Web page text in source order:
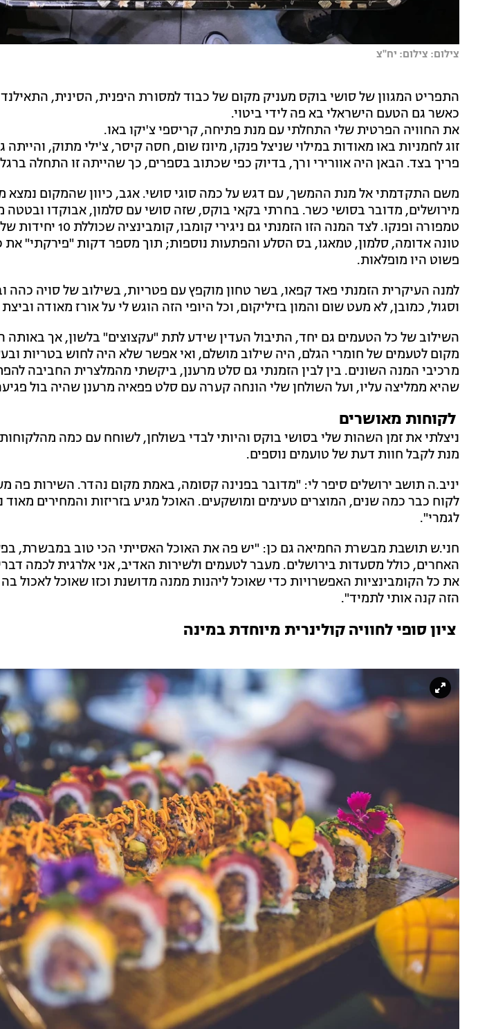
צילום: צילום: יח''צ
התפריט המגוון של סושי בוקס מעניק מקום של כבוד למסורת היפנית, הסינית,
כאשר גם הטעם הישראלי בא פה לידי ביטוי.
את החוויה הפרטית שלי התחלתי עם מנת פתיחה, קריספי צ'יקו באו.
זוג לחמניות באו מאודות במילוי שניצל פנקו, מיונז שום, חסה קיסר, צ'ילי מתוק,
פריך בצד. הבאן היה אוורירי ורך, בדיוק כפי שכתוב בספרים, כך שהייתה זו התחלה
משם התקדמתי אל מנת ההמשך, עם דגש על כמה סוגי סושי. אגב, כיוון שהמקום נמצא
מירושלים, מדובר בסושי כשר. בחרתי בקאי בוקס, שזה סושי עם סלמון, אבוקדו
טמפורה ופנקו. לצד המנה הזו
טונה אדומה, סלמון, טמאגו, בס הסלע והפתעות נוספות; תוך מספר דקות "פירקתי" את
פשוט היו מופלאות.
למנה העיקרית הזמנתי פאד קפאו, בשר טחון מוקפץ עם פטריות, בשילוב של סויה כהה
וסגול, כמובן, לא מעט שום והמון בזיליקום, וכל היופי הזה הוגש לי על אורז מאודה וביצת
השילוב של כל הטעמים גם יחד, התיבול העדין שידע לתת "עקצוצים" בלשון, אך באותה
מקום לטעמים של חומרי הגלם, היה שילוב מושלם, ואי אפשר שלא היה לחוש בטריות
מרכיבי המנה השונים. בין לבין הזמנתי גם סלט מרענן, ביקשתי מהמלצרית החביבה
שהיא ממליצה עליו, ועל השולחן שלי הונחה קערה עם סלט פפאיה מרענן שהיה בול
לקוחות מאושרים
ניצלתי את זמן השהות שלי בסושי בוקס והיותי לבדי בשולחן, לשוחח עם כמה
מנת לקבל חוות דעת של טועמים נוספים.
יניב.ה תושב ירושלים סיפר לי: "מדובר בפנינה קסומה, באמת מקום נהדר. השירות פה
לקוח כבר כמה שנים, המוצרים טעימים ומושקעים. האוכל מגיע בזריזות והמחירים
לגמרי".
חני.ש תושבת מבשרת החמיאה גם כן: "יש פה את האוכל האסייתי הכי טוב במבשרת,
האחרים, כולל מסעדות בירושלים. מעבר לטעמים ולשירות האדיב, אני אלרגית לכמה
את כל הקומבינציות האפשרויות כדי שאוכל ליהנות ממנה מדושנת וכזו שאוכל לאכול
הזה קנה אותי לתמיד".
ציון סופי לחוויה קולינרית מיוחדת במינה